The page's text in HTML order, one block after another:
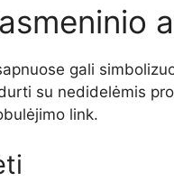
gali
su nedidelėmis
link.